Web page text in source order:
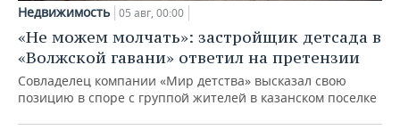
Недвижимость 05 авг, 00:00
«Не можем молчать»: застройщик детсада в
«Волжской гавани» ответил на претензии
Совладелец компании «Мир детства» высказал свою
позицию в споре с группой жителей в казанском поселке